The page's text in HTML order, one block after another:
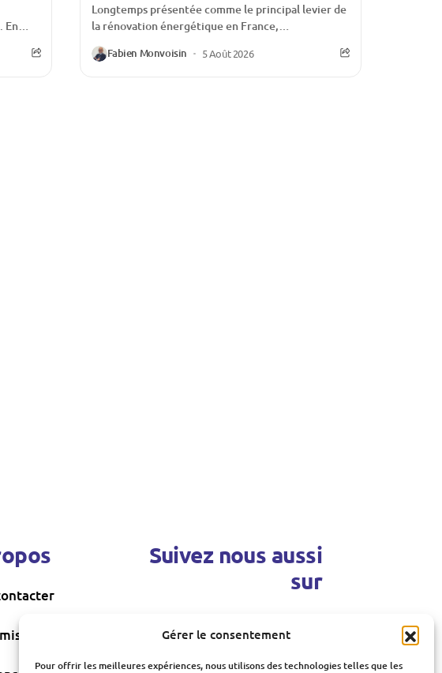
Gérer le consentement
Pour offrir les meilleures expériences, nous utilisons des technologies telles que les
En
Longtemps présentée comme le principal levier de
la rénovation énergétique en France,
MaPrimeRénov’ traverse une période
particulièrement délicate. Depuis la réduction de
Fabien Monvoisin 5 Août 2026
Suivez nous aussi
sur